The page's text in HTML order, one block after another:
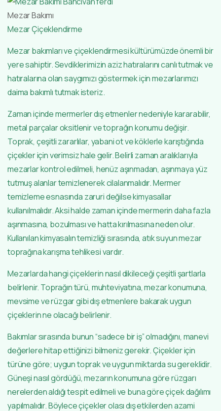
Mezar Bakımı
Mezar Çiçeklendirme
Mezar bakımları ve çiçeklendirmesi kültürümüzde önemli bir
yere sahiptir. Sevdiklerimizin aziz hatıralarını canlı tutmak ve
hatıralarına olan saygımızı göstermek için mezarlarımızı
daima bakımlı tutmak isteriz.
Zaman içinde mermerler dış etmenler nedeniyle kararabilir,
metal parçalar oksitlenir ve toprağın konumu değişir.
Toprak, çeşitli zararlılar, yabani ot ve köklerle karıştığında
çiçekler için verimsiz hale gelir. Belirli zaman aralıklarıyla
mezarlar kontrol edilmeli, henüz aşınmadan, aşınmaya yüz
tutmuş alanlar temizlenerek cilalanmalıdır. Mermer
temizleme esnasında zaruri değilse kimyasallar
kullanılmalıdır. Aksi halde zaman içinde mermerin daha fazla
aşınmasına, bozulması ve hatta kırılmasına neden olur.
Kullanılan kimyasalın temizliği sırasında, atık suyun mezar
toprağına karışma tehlikesi vardır.
Mezarlarda hangi çiçeklerin nasıl dikileceği çeşitli şartlarla
belirlenir. Toprağın türü, muhteviyatına, mezar konumuna,
mevsime ve rüzgar gibi dış etmenlere bakarak uygun
çiçeklerin ne olacağı belirlenir.
Bakımlar sırasında bunun “sadece bir iş” olmadığını, manevi
değerlere hitap ettiğinizi bilmeniz gerekir. Çiçekler için
türüne göre; uygun toprak ve uygun miktarda su gereklidir.
Güneşi nasıl gördüğü, mezarın konumuna göre rüzgarı
nerelerden aldığı tespit edilmeli ve buna göre çiçek dağılımı
yapılmalıdır. Böylece çiçekler olası dış etkilerden azami